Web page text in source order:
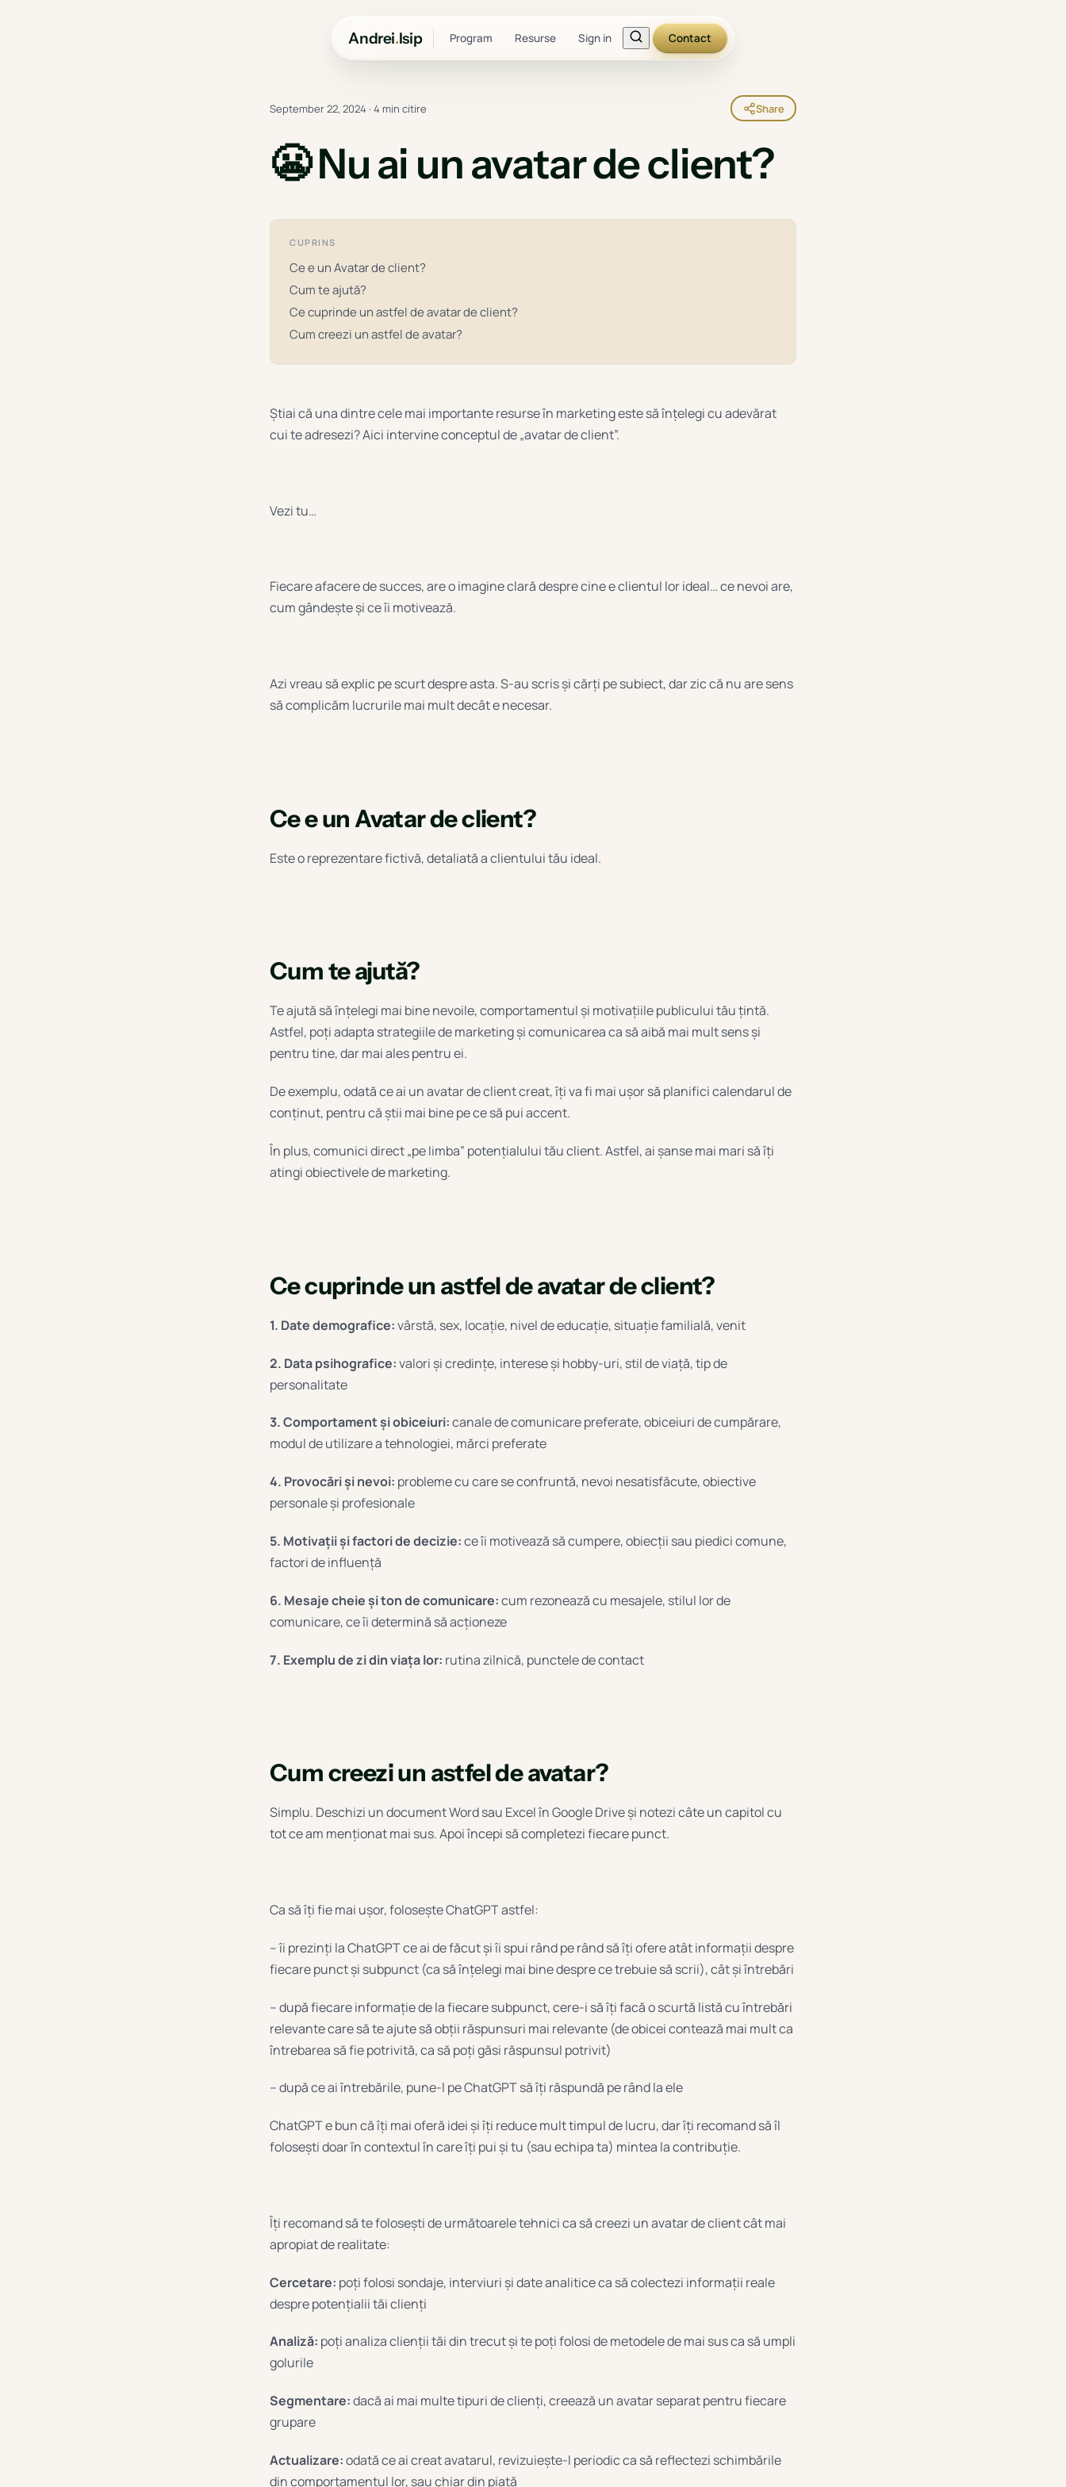
Andrei.Isip Program Resurse Sign in Contact
September 22, 2024 · 4 min citire Share
😬 Nu ai un avatar de client?
CUPRINS
Ce e un Avatar de client?
Cum te ajută?
Ce cuprinde un astfel de avatar de client?
Cum creezi un astfel de avatar?
Știai că una dintre cele mai importante resurse în marketing este să înțelegi cu adevărat
cui te adresezi? Aici intervine conceptul de „avatar de client”.
Vezi tu…
Fiecare afacere de succes, are o imagine clară despre cine e clientul lor ideal… ce nevoi are,
cum gândește și ce îi motivează.
Azi vreau să explic pe scurt despre asta. S-au scris și cărți pe subiect, dar zic că nu are sens
să complicăm lucrurile mai mult decât e necesar.
Ce e un Avatar de client?
Este o reprezentare fictivă, detaliată a clientului tău ideal.
Cum te ajută?
Te ajută să înțelegi mai bine nevoile, comportamentul și motivațiile publicului tău țintă.
Astfel, poți adapta strategiile de marketing și comunicarea ca să aibă mai mult sens și
pentru tine, dar mai ales pentru ei.
De exemplu, odată ce ai un avatar de client creat, îți va fi mai ușor să planifici calendarul de
conținut, pentru că știi mai bine pe ce să pui accent.
În plus, comunici direct „pe limba” potențialului tău client. Astfel, ai șanse mai mari să îți
atingi obiectivele de marketing.
Ce cuprinde un astfel de avatar de client?
1. Date demografice:vârstă, sex, locație, nivel de educație, situație familială, venit
2. Data psihografice:valori și credințe, interese și hobby-uri, stil de viață, tip de
personalitate
3. Comportament și obiceiuri:canale de comunicare preferate, obiceiuri de cumpărare,
modul de utilizare a tehnologiei, mărci preferate
4. Provocări și nevoi: probleme cu care se confruntă, nevoi nesatisfăcute, obiective
personale și profesionale
5. Motivații și factori de decizie:ce îi motivează să cumpere, obiecții sau piedici comune,
factori de influență
6. Mesaje cheie și ton de comunicare:cum rezonează cu mesajele, stilul lor de
comunicare, ce îi determină să acționeze
7. Exemplu de zi din viața lor: rutina zilnică, punctele de contact
Cum creezi un astfel de avatar?
Simplu. Deschizi un document Word sau Excel în Google Drive și notezi câte un capitol cu
tot ce am menționat mai sus. Apoi începi să completezi fiecare punct.
Ca să îți fie mai ușor, folosește ChatGPT astfel:
– îi prezinți la ChatGPT ce ai de făcut și îi spui rând pe rând să îți ofere atât informații despre
fiecare punct și subpunct (ca să înțelegi mai bine despre ce trebuie să scrii), cât și întrebări
– după fiecare informație de la fiecare subpunct, cere-i să îți facă o scurtă listă cu întrebări
relevante care să te ajute să obții răspunsuri mai relevante (de obicei contează mai mult ca
întrebarea să fie potrivită, ca să poți găsi răspunsul potrivit)
– după ce ai întrebările, pune-l pe ChatGPT să îți răspundă pe rând la ele
ChatGPT e bun că îți mai oferă idei și îți reduce mult timpul de lucru, dar îți recomand să îl
folosești doar în contextul în care îți pui și tu (sau echipa ta) mintea la contribuție.
Îți recomand să te folosești de următoarele tehnici ca să creezi un avatar de client cât mai
apropiat de realitate:
Cercetare: poți folosi sondaje, interviuri și date analitice ca să colectezi informații reale
despre potențialii tăi clienți
Analiză: poți analiza clienții tăi din trecut și te poți folosi de metodele de mai sus ca să umpli
golurile
Segmentare:dacă ai mai multe tipuri de clienți, creează un avatar separat pentru fiecare
grupare
Actualizare:odată ce ai creat avatarul, revizuiește-l periodic ca să reflectezi schimbările
din comportamentul lor, sau chiar din piață